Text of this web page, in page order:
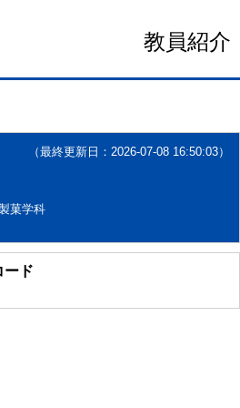
教員紹介
（最終更新日：2026-07-08 16:50:03）
菓学科
ド